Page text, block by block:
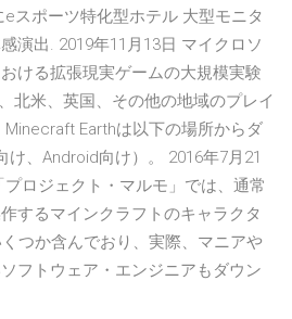
スポーツ特化型ホテル 大型モニタ
演出. 2019年11月13日 マイクロソ
ける拡張現実ゲームの大規模実験
北米、英国、その他の地域のプレイ
Earthは以下の場所からダ
け、Android向け）。 2016年7月21
ロジェクト・マルモ」では、通常
するマインクラフトのキャラクタ
つか含んでおり、実際、マニアや
フトウェア・エンジニアもダウン